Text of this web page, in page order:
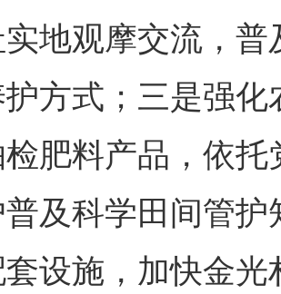
地观摩交流，
方式； 三是强化
肥料产品，依
及科学田间管护
设施，加快金